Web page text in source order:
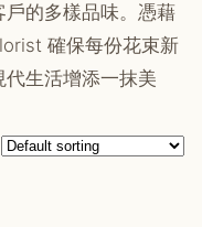
的多樣品味。憑藉
確保每份花束新
生活增添一抹美